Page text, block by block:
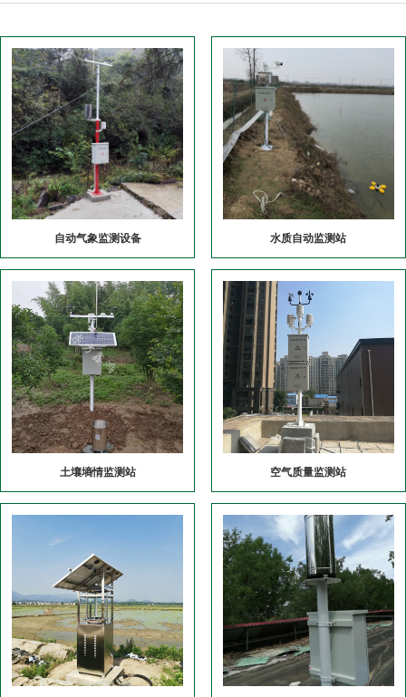
自动气象监测设备 水质自动监测站
土壤墒情监测站 空气质量监测站